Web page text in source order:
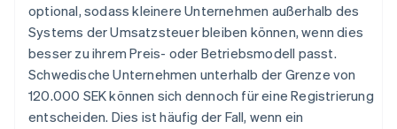
optional, sodass kleinere Unternehmen außerhalb des
Systems der Umsatzsteuer bleiben können, wenn dies
besser zu ihrem Preis- oder Betriebsmodell passt.
Schwedische Unternehmen unterhalb der Grenze von
120.000 SEK können sich dennoch für eine Registrierung
entscheiden. Dies ist häufig der Fall, wenn ein